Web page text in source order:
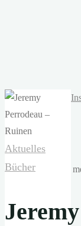
Aktuelles
Bücher
Jeremy